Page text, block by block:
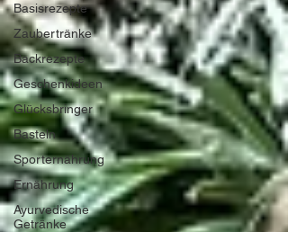
Basisrezepte
Zaubertränke
Backrezepte
Geschenkideen
Glücksbringer
Basteln
Sporternährung
Ernährung
Ayurvedische
Getränke